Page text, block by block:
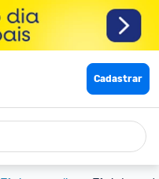
Cadastrar